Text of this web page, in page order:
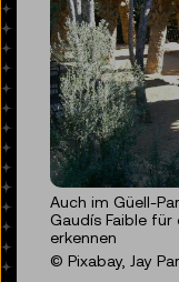
Auch im Güell-
Gaudís Faible
erkennen
© Pixabay, Jay